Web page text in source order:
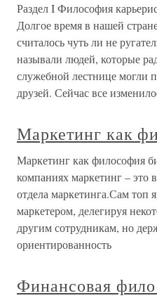
Раздел I Философия
Долгое время в нашей
считалось чуть ли не
называли людей, которые
служебной лестнице могли
друзей. Сейчас все
Маркетинг как
Маркетинг как философия
компаниях маркетинг – это
отдела маркетинга.Сам топ
маркетером, делегируя
другим сотрудникам, но
ориентированность
Финансовая